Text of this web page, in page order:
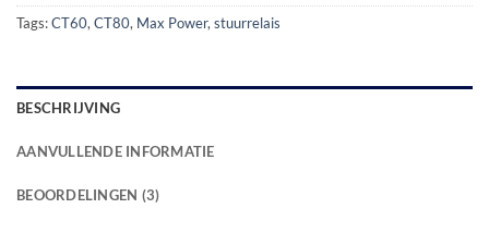
Tags:CT60, CT80, Max Power, stuurrelais
BESCHRIJVING
AANVULLENDE INFORMATIE
BEOORDELINGEN (3)